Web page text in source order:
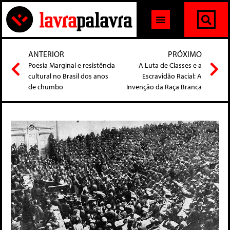
ANTERIOR
Poesia Marginal e resistência
cultural no Brasil dos anos
de chumbo
PRÓXIMO
A Luta de Classes e a
Escravidão Racial: A
Invenção da Raça Branca